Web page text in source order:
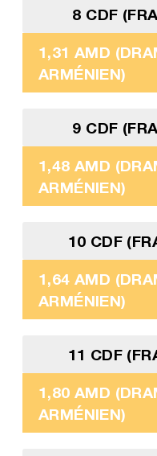
8 CDF
1,31 AMD
ARMÉNIEN)
9 CDF
1,48 AMD
ARMÉNIEN)
10 CDF
1,64 AMD
ARMÉNIEN)
11 CDF
1,80 AMD
ARMÉNIEN)